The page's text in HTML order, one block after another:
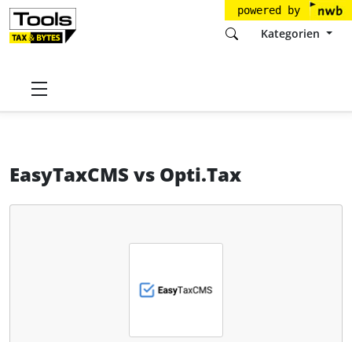
powered by
Kategorien
Startseite
EasyTaxCMS vs Opti.Tax